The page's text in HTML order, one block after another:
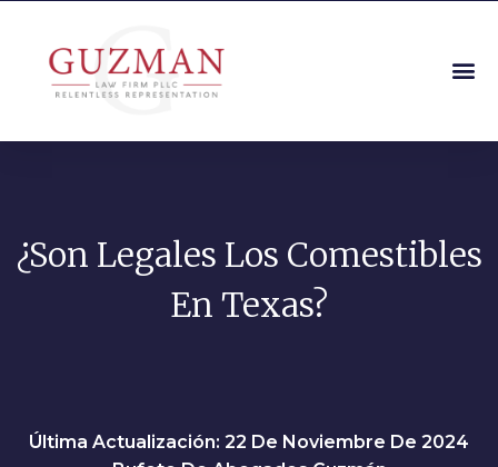
¿Son Legales Los Comestibles
En Texas?
Última Actualización: 22 De Noviembre De 2024